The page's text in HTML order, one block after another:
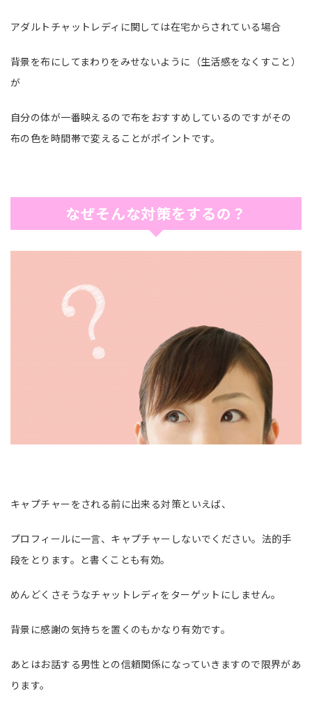
アダルトチャットレディに関しては在宅からされている場合
背景を布にしてまわりをみせないように（生活感をなくすこと）
が
自分の体が一番映えるので布をおすすめしているのですがその
布の色を時間帯で変えることがポイントです。
なぜそんな対策をするの？
キャプチャーをされる前に出来る対策といえば、
プロフィールに一言、キャプチャーしないでください。法的手
段をとります。と書くことも有効。
めんどくさそうなチャットレディをターゲットにしません。
背景に感謝の気持ちを置くのもかなり有効です。
あとはお話する男性との信頼関係になっていきますので限界があ
ります。